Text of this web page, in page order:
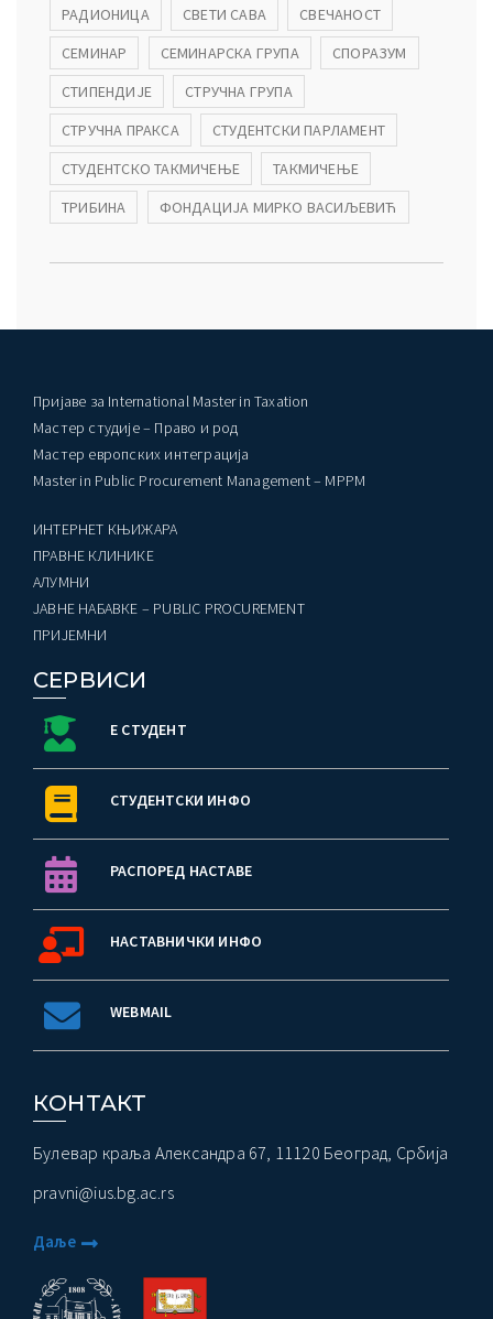
РАДИОНИЦА
СВЕТИ САВА
СВЕЧАНОСТ
СЕМИНАР
СЕМИНАРСКА ГРУПА
СПОРАЗУМ
СТИПЕНДИЈЕ
СТРУЧНА ГРУПА
СТРУЧНА ПРАКСА
СТУДЕНТСКИ ПАРЛАМЕНТ
СТУДЕНТСКО ТАКМИЧЕЊЕ
ТАКМИЧЕЊЕ
ТРИБИНА
ФОНДАЦИЈА МИРКО ВАСИЉЕВИЋ
Пријаве за International Master in Taxation
Мастер студије – Право и род
Мастер европских интеграција
Master in Public Procurement Management – MPPM
ИНТЕРНЕТ КЊИЖАРА
ПРАВНЕ КЛИНИКЕ
AЛУМНИ
ЈАВНЕ НАБАВКЕ – PUBLIC PROCUREMENT
ПРИЈЕМНИ
СЕРВИСИ
Е СТУДЕНТ
СТУДЕНТСКИ ИНФО
РАСПОРЕД НАСТАВЕ
НАСТАВНИЧКИ ИНФО
WEBMAIL
КОНТАКТ
Булевар краља Александра 67, 11120 Београд, Србија
pravni@ius.bg.ac.rs
Даље